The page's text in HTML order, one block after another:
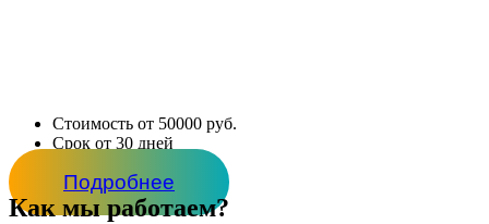
Стоимость от 50000 руб.
Срок от 30 дней
Подробнее
Как мы работаем?